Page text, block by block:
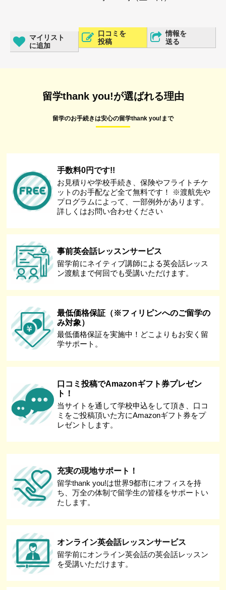
マイリスト
に追加
口コミを
投稿
情報を
送る
留学thank you!が選ばれる理由
留学のお手続きは安心の留学thank you!まで
手数料0円です!!
お見積りや学校手続き、保険やフライトチケ
ットのお手配など全て無料です！ ※渡航先や
プログラムによって、一部例外があります。
詳しくはお問い合わせください
事前英会話レッスンサービス
留学前にネイティブ講師による英会話レッス
ン渡航まで何回でも受講いただけます。
最低価格保証（※フィリピンへのご留学の
み対象）
最低価格保証を実施中！どこよりもお安く留
学サポート。
口コミ投稿でAmazonギフト券プレゼン
ト！
当サイトを通して学校申込をして頂き、口コ
ミをご投稿頂いた方にAmazonギフト券をプ
レゼントします。
充実の現地サポート！
留学thank you!は世界9都市にオフィスを持
ち、万全の体制で留学生の皆様をサポートい
たします。
オンライン英会話レッスンサービス
留学前にオンライン英会話の英会話レッスン
を受講いただけます。